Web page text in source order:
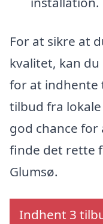
For at sikre at
kvalitet, kan
for at indhente
tilbud fra
god chance
finde det rette
Glumsø.
Indhent 3